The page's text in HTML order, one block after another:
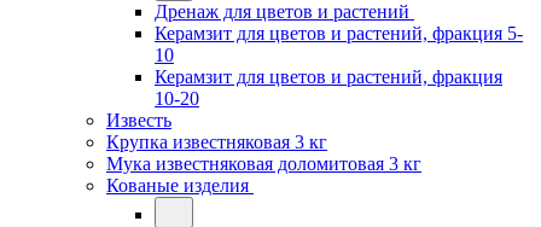
Дренаж для цветов и растений
Керамзит для цветов и растений, фракция 5-
10
Керамзит для цветов и растений, фракция
10-20
Известь
Крупка известняковая 3 кг
Мука известняковая доломитовая 3 кг
Кованые изделия